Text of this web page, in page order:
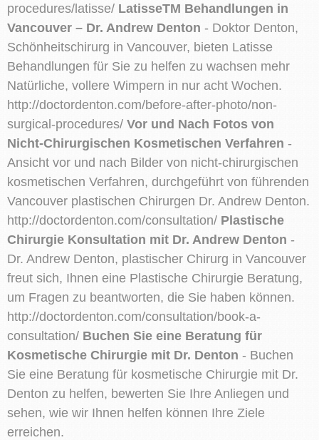
procedures/latisse/ LatisseTM Behandlungen in
Vancouver – Dr. Andrew Denton - Doktor Denton,
Schönheitschirurg in Vancouver, bieten Latisse
Behandlungen für Sie zu helfen zu wachsen mehr
Natürliche, vollere Wimpern in nur acht Wochen.
http://doctordenton.com/before-after-photo/non-
surgical-procedures/ Vor und Nach Fotos von
Nicht-Chirurgischen Kosmetischen Verfahren -
Ansicht vor und nach Bilder von nicht-chirurgischen
kosmetischen Verfahren, durchgeführt von führenden
Vancouver plastischen Chirurgen Dr. Andrew Denton.
http://doctordenton.com/consultation/ Plastische
Chirurgie Konsultation mit Dr. Andrew Denton -
Dr. Andrew Denton, plastischer Chirurg in Vancouver
freut sich, Ihnen eine Plastische Chirurgie Beratung,
um Fragen zu beantworten, die Sie haben können.
http://doctordenton.com/consultation/book-a-
consultation/ Buchen Sie eine Beratung für
Kosmetische Chirurgie mit Dr. Denton - Buchen
Sie eine Beratung für kosmetische Chirurgie mit Dr.
Denton zu helfen, bewerten Sie Ihre Anliegen und
sehen, wie wir Ihnen helfen können Ihre Ziele
erreichen.